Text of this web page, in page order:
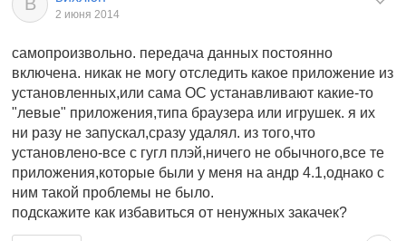
2 июня 2014
самопроизвольно. передача данных постоянно
включена. никак не могу отследить какое приложение из
установленных,или сама ОС устанавливают какие-то
"левые" приложения,типа браузера или игрушек. я их
ни разу не запускал,сразу удалял. из того,что
установлено-все с гугл плэй,ничего не обычного,все те
приложения,которые были у меня на андр 4.1,однако с
ним такой проблемы не было.
подскажите как избавиться от ненужных закачек?